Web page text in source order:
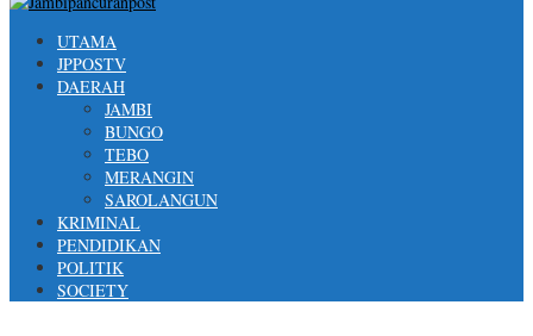
UTAMA
JPPOSTV
DAERAH
JAMBI
BUNGO
TEBO
MERANGIN
SAROLANGUN
KRIMINAL
PENDIDIKAN
POLITIK
SOCIETY